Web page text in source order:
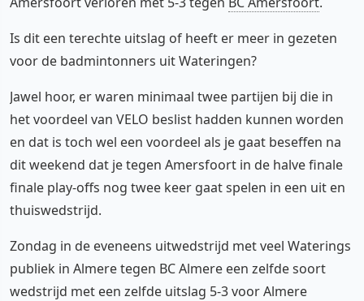
Is dit een terechte uitslag of heeft er meer in gezeten
voor de badmintonners uit Wateringen?
Jawel hoor, er waren minimaal twee partijen bij die in
het voordeel van VELO beslist hadden kunnen worden
en dat is toch wel een voordeel als je gaat beseffen na
dit weekend dat je tegen Amersfoort in de halve finale
finale play-offs nog twee keer gaat spelen in een uit en
thuiswedstrijd.
Zondag in de eveneens uitwedstrijd met veel Waterings
publiek in Almere tegen BC Almere een zelfde soort
wedstrijd met een zelfde uitslag 5-3 voor Almere